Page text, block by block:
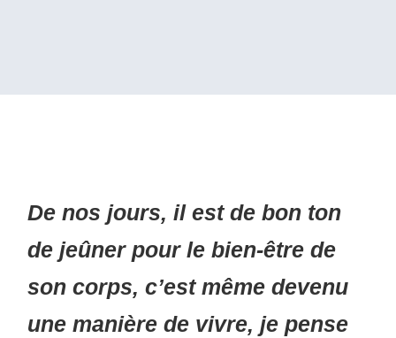
De nos jours, il est de bon ton
de jeûner pour le bien-être de
son corps, c’est même devenu
une manière de vivre, je pense